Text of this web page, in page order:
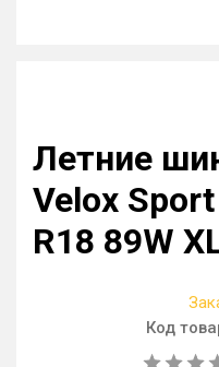
Летние
Velox
R18 89W
Код